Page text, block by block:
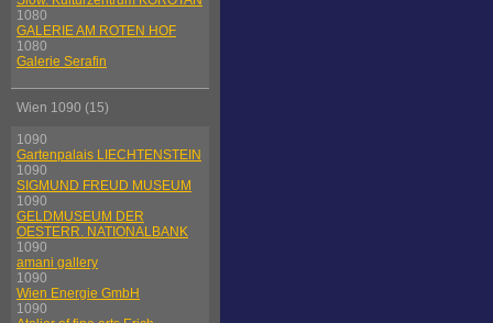
1080
GALERIE AM ROTEN HOF
1080
Galerie Serafin
Wien 1090 (15)
1090
Gartenpalais LIECHTENSTEIN
1090
SIGMUND FREUD MUSEUM
1090
GELDMUSEUM DER
OESTERR. NATIONALBANK
1090
amani gallery
1090
Wien Energie GmbH
1090